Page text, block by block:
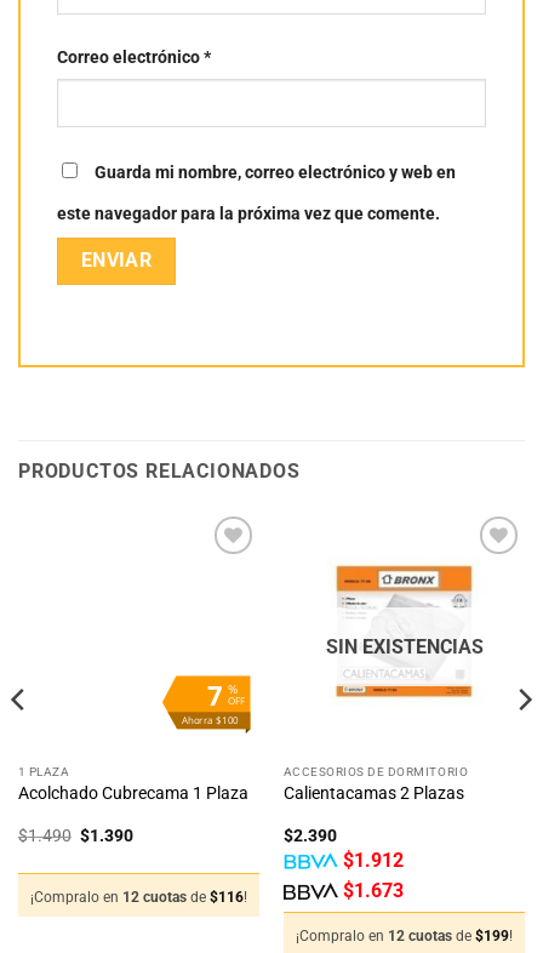
Correo electrónico*
Guarda mi nombre, correo electrónico y web en
este navegador para la próxima vez que comente.
PRODUCTOS RELACIONADOS
%
OFF
7
Ahorra $100
1 PLAZA
Acolchado Cubrecama 1 Plaza
$1.490 El
$1.490.
$1.390El
$1.390.
¡Compralo en 12 cuotas de $116!
Añadir
deseos
SIN EXISTENCIAS
ACCESORIOS DE DORMITORIO
Calientacamas 2 Plazas
$2.390
$1.912
$1.673
¡Compralo en 12 cuotas de $199!